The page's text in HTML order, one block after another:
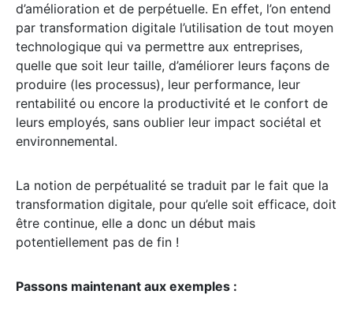
d’amélioration et de perpétuelle. En effet, l’on entend
par transformation digitale l’utilisation de tout moyen
technologique qui va permettre aux entreprises,
quelle que soit leur taille, d’améliorer leurs façons de
produire (les processus), leur performance, leur
rentabilité ou encore la productivité et le confort de
leurs employés, sans oublier leur impact sociétal et
environnemental.
La notion de perpétualité se traduit par le fait que la
transformation digitale, pour qu’elle soit efficace, doit
être continue, elle a donc un début mais
potentiellement pas de fin !
Passons maintenant aux exemples :